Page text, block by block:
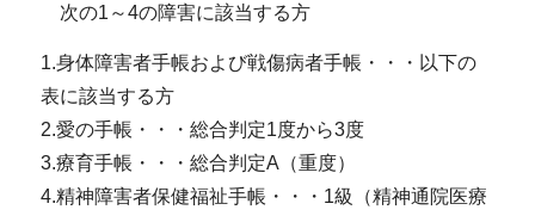
次の1～4の障害に該当する方
1.身体障害者手帳および戦傷病者手帳・・・以下の
表に該当する方
2.愛の手帳・・・総合判定1度から3度
3.療育手帳・・・総合判定A（重度）
4.精神障害者保健福祉手帳・・・1級（精神通院医療